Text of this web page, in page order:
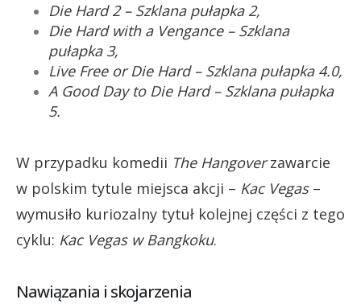
Die Hard 2 – Szklana pułapka 2,
Die Hard with a Vengance – Szklana
pułapka 3,
Live Free or Die Hard – Szklana pułapka 4.0,
A Good Day to Die Hard – Szklana pułapka
5.
W przypadku komedii The Hangoverzawarcie
w polskim tytule miejsca akcji – Kac Vegas–
wymusiło kuriozalny tytuł kolejnej części z tego
cyklu: Kac Vegas w Bangkoku.
Nawiązania i skojarzenia